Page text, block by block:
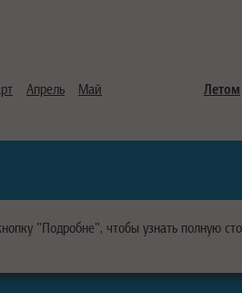
Апрель Май Летом
"Подробне", чтобы узнать полную